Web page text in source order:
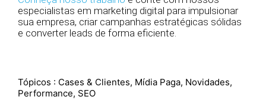
especialistas em marketing digital para impulsionar
sua empresa, criar campanhas estratégicas sólidas
e converter leads de forma eficiente.
Tópicos : Cases & Clientes, Mídia Paga, Novidades,
Performance, SEO